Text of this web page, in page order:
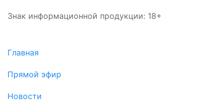
Знак информационной продукции: 18+
Главная
Прямой эфир
Новости